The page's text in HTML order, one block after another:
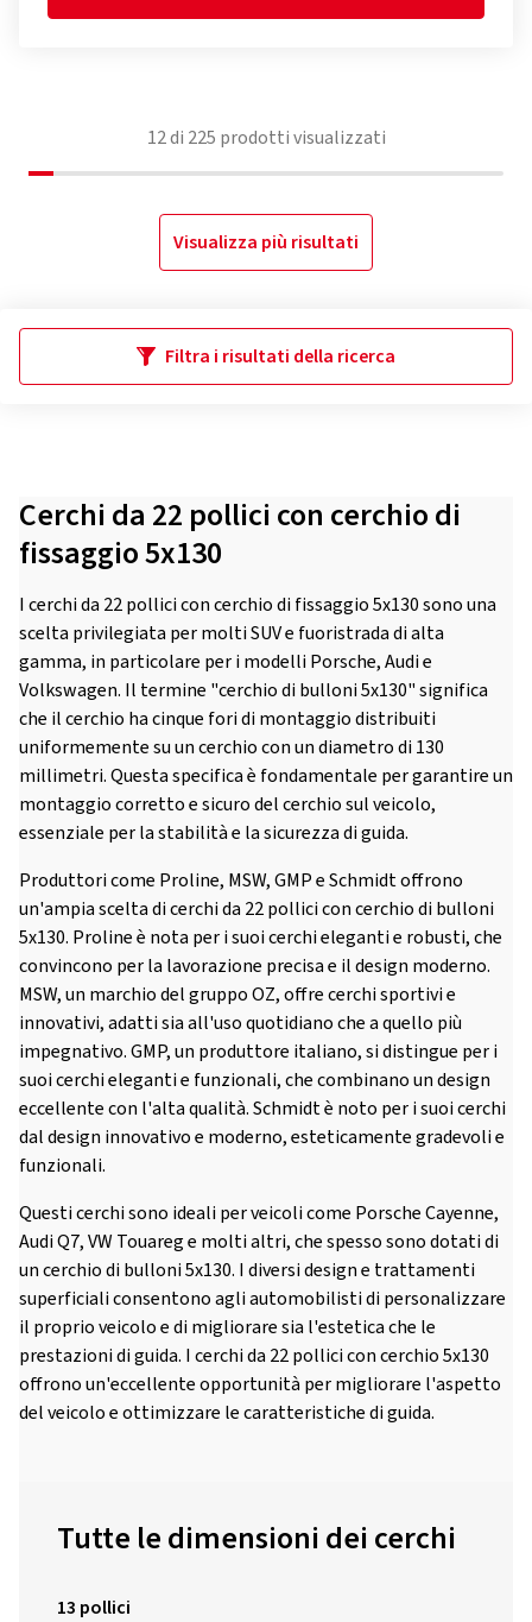
12di 225 prodotti visualizzati
Visualizza più risultati
Filtra i risultati della ricerca
Cerchi da 22 pollici con cerchio di
fissaggio 5x130
I cerchi da 22 pollici con cerchio di fissaggio 5x130 sono una
scelta privilegiata per molti SUV e fuoristrada di alta
gamma, in particolare per i modelli Porsche, Audi e
Volkswagen. Il termine "cerchio di bulloni 5x130" significa
che il cerchio ha cinque fori di montaggio distribuiti
uniformemente su un cerchio con un diametro di 130
millimetri. Questa specifica è fondamentale per garantire un
montaggio corretto e sicuro del cerchio sul veicolo,
essenziale per la stabilità e la sicurezza di guida.
Produttori come Proline, MSW, GMP e Schmidt offrono
un'ampia scelta di cerchi da 22 pollici con cerchio di bulloni
5x130. Proline è nota per i suoi cerchi eleganti e robusti, che
convincono per la lavorazione precisa e il design moderno.
MSW, un marchio del gruppo OZ, offre cerchi sportivi e
innovativi, adatti sia all'uso quotidiano che a quello più
impegnativo. GMP, un produttore italiano, si distingue per i
suoi cerchi eleganti e funzionali, che combinano un design
eccellente con l'alta qualità. Schmidt è noto per i suoi cerchi
dal design innovativo e moderno, esteticamente gradevoli e
funzionali.
Questi cerchi sono ideali per veicoli come Porsche Cayenne,
Audi Q7, VW Touareg e molti altri, che spesso sono dotati di
un cerchio di bulloni 5x130. I diversi design e trattamenti
superficiali consentono agli automobilisti di personalizzare
il proprio veicolo e di migliorare sia l'estetica che le
prestazioni di guida. I cerchi da 22 pollici con cerchio 5x130
offrono un'eccellente opportunità per migliorare l'aspetto
del veicolo e ottimizzare le caratteristiche di guida.
Tutte le dimensioni dei cerchi
13 pollici